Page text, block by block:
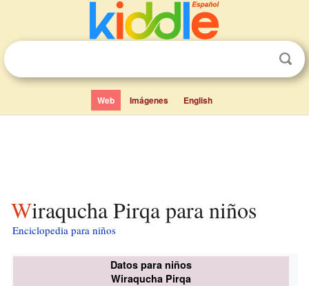
Web Imágenes English
Wiraqucha Pirqa para niños
Enciclopedia para niños
Datos para niños
Wiraqucha Pirqa